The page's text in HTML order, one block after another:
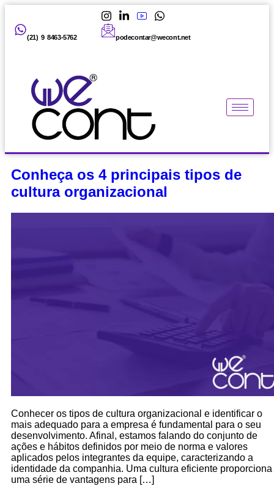
(21) 9 8463-5762 podecontar@wecont.net
Conheça os 4 principais tipos de
cultura organizacional
Conhecer os tipos de cultura organizacional e identificar o
mais adequado para a empresa é fundamental para o seu
desenvolvimento. Afinal, estamos falando do conjunto de
ações e hábitos definidos por meio de norma e valores
aplicados pelos integrantes da equipe, caracterizando a
identidade da companhia. Uma cultura eficiente proporciona
uma série de vantagens para […]